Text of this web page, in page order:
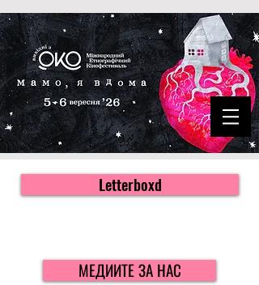
Letterboxd
МЕДИИТЕ ЗА НАС